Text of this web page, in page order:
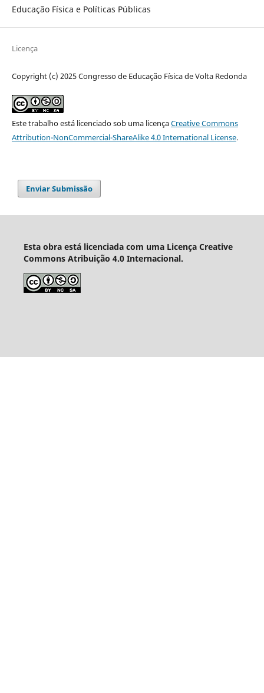
Educação Física e Políticas Públicas
Licença
Copyright (c) 2025 Congresso de Educação Física de Volta Redonda
Este trabalho está licenciado sob uma licençaCreative Commons
Attribution-NonCommercial-ShareAlike 4.0 International License.
Enviar Submissão
Esta obra está licenciada com uma Licença Creative
Commons Atribuição 4.0 Internacional.